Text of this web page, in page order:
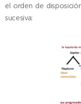
el orden de
sucesiva: